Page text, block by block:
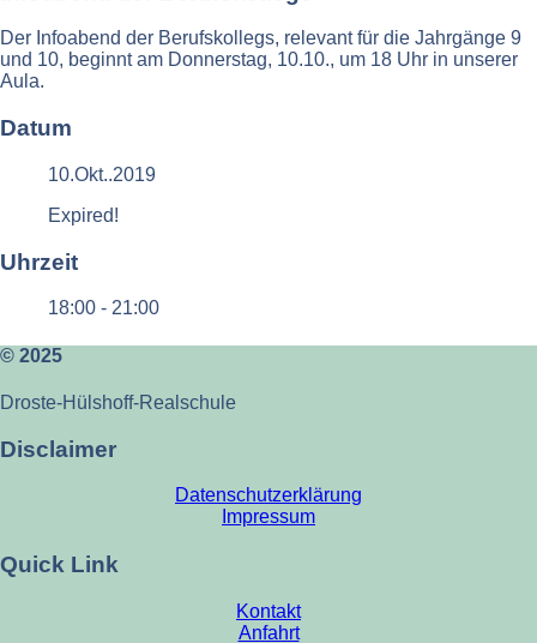
Der Infoabend der Berufskollegs, relevant für die Jahrgänge 9
und 10, beginnt am Donnerstag, 10.10., um 18 Uhr in unserer
Aula.
Datum
10.Okt..2019
Expired!
Uhrzeit
18:00 - 21:00
© 2025
Droste-Hülshoff-Realschule
Disclaimer
Datenschutzerklärung
Impressum
Quick Link
Kontakt
Anfahrt